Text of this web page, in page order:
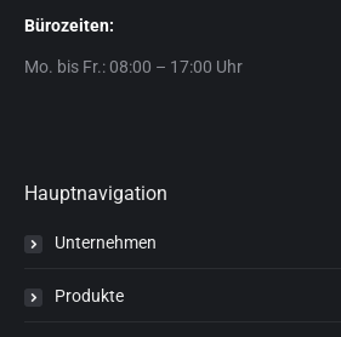
Bürozeiten:
Mo. bis Fr.: 08:00 – 17:00 Uhr
Hauptnavigation
Unternehmen
Produkte